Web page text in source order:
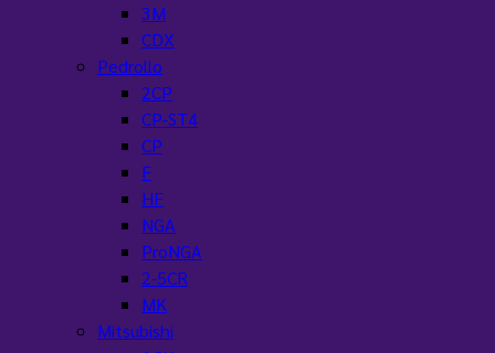
3M
CDX
Pedrollo
2CP
CP-ST4
CP
F
HF
NGA
ProNGA
2-5CR
MK
Mitsubishi